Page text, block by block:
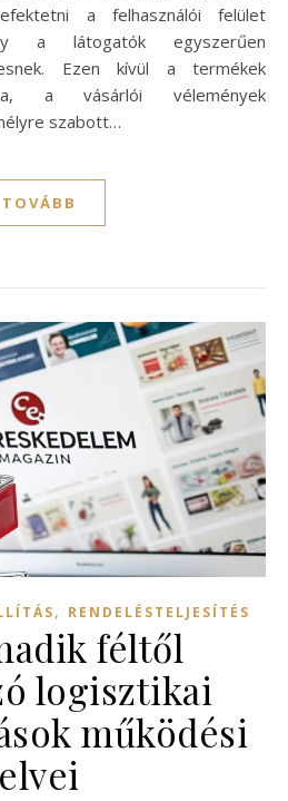
a felhasználói felület
a látogatók egyszerűen
Ezen kívül a termékek
a vásárlói vélemények
szabott…
TOVÁBB
, RENDELÉSTELJESÍTÉS
féltől
logisztikai
működési
elvei